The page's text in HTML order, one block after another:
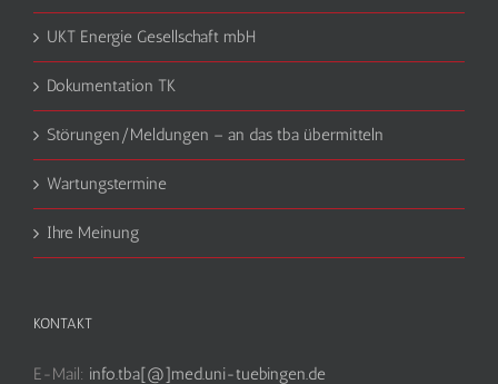
UKT Energie Gesellschaft mbH
Dokumentation TK
Störungen/Meldungen – an das tba übermitteln
Wartungstermine
Ihre Meinung
KONTAKT
E-Mail: info.tba[@]med.uni-tuebingen.de